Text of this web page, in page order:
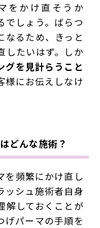
をかけ直そうか
でしょう。ばらつ
なるため、きっと
したいはず。しか
グを見計らうこと
様にお伝えしなけ
どんな施術？
を頻繁にかけ直し
ッシュ施術者自身
解しておくことが
げパーマの手順を